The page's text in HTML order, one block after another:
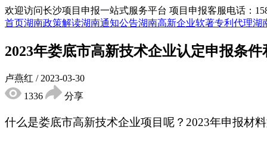
欢迎访问长沙项目申报一站式服务平台 项目申报客服电话：
首页湖南政策解读湖南通知公告湖南高新企业软著专利代理湖
2023年娄底市高新技术企业认定申报条件
卢燕红 / 2023-03-30
1336
分享
什么是娄底市高新技术企业项目呢？2023年申报材